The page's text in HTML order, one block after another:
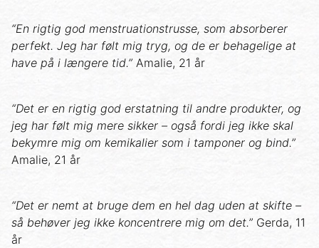
“En rigtig god menstruationstrusse, som absorberer
perfekt. Jeg har følt mig tryg, og de er behagelige at
have på i længere tid.” Amalie, 21 år
“Det er en rigtig god erstatning til andre produkter, og
jeg har følt mig mere sikker – også fordi jeg ikke skal
bekymre mig om kemikalier som i tamponer og bind.”
Amalie, 21 år
“Det er nemt at bruge dem en hel dag uden at skifte –
så behøver jeg ikke koncentrere mig om det.” Gerda, 11
år